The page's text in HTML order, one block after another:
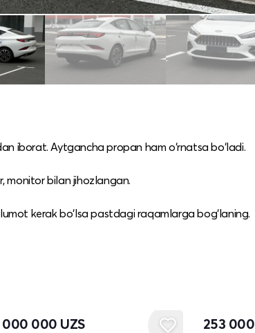
iborat. Aytgancha propan ham o‘rnatsa bo‘ladi.
monitor bilan jihozlangan.
kerak bo‘lsa pastdagi raqamlarga bog‘laning.
000 000 UZS 253